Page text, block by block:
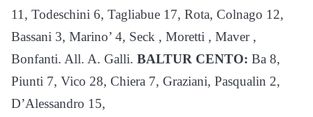
11, Todeschini 6, Tagliabue 17, Rota, Colnago 12,
Bassani 3, Marino’ 4, Seck , Moretti , Maver ,
Bonfanti. All. A. Galli. BALTUR CENTO: Ba 8,
Piunti 7, Vico 28, Chiera 7, Graziani, Pasqualin 2,
D’Alessandro 15,